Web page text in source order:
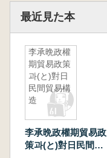
最近見た本
李承晩政權
期貿易政策
과(と)對日
民間貿易構
造
李承晩政權期貿易政
策과(と)對日民間貿